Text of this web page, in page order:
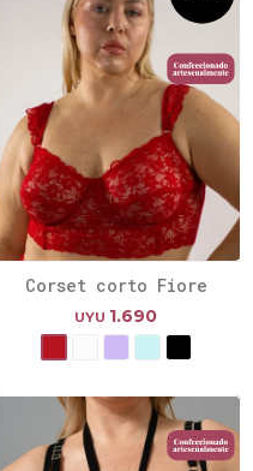
Corset corto Fiore
UYU 1.690